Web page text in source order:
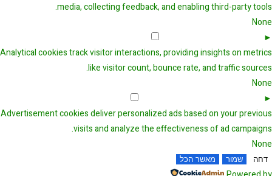
media, collecting feedback, and enabling third-party tools.
None
►
Analytical cookies track visitor interactions, providing insights on metrics
like visitor count, bounce rate, and traffic sources.
None
►
Advertisement cookies deliver personalized ads based on your previous
visits and analyze the effectiveness of ad campaigns.
None
דחה שמור מאשר הכל